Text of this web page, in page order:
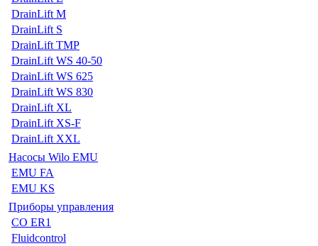
DrainLift M
DrainLift S
DrainLift TMP
DrainLift WS 40-50
DrainLift WS 625
DrainLift WS 830
DrainLift XL
DrainLift XS-F
DrainLift XXL
Насосы Wilo EMU
EMU FA
EMU KS
Приборы управления
CO ER1
Fluidcontrol